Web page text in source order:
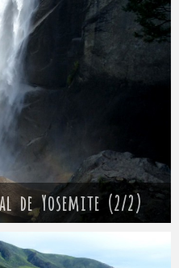
de Yosemite (2/2)